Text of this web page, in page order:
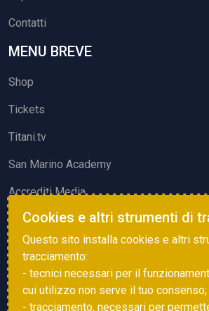
Contatti
MENU BREVE
Shop
Tickets
Titani.tv
San Marino Academy
Accrediti Media
ATTIVITÀ ED EVENTI
Squadre di Calcio
Associazione Sammarinese Arbitri
Vota gol e parata
Cookies e altri strumenti di
Questo sito installa cookies e altri
tracciamento:
- tecnici necessari per il
cui utilizzo non serve il tuo consenso;
- tracciamento, necessari per